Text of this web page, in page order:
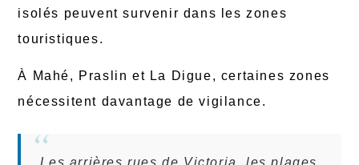
isolés peuvent survenir dans les zones
touristiques.
À Mahé, Praslin et La Digue, certaines zones
nécessitent davantage de vigilance.
Les arrières rues de Victoria, les plages